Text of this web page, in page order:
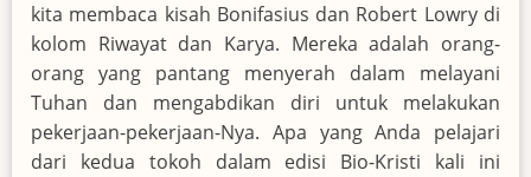
kita membaca kisah Bonifasius dan Robert Lowry di
kolom Riwayat dan Karya. Mereka adalah orang-
orang yang pantang menyerah dalam melayani
Tuhan dan mengabdikan diri untuk melakukan
pekerjaan-pekerjaan-Nya. Apa yang Anda pelajari
dari kedua tokoh dalam edisi Bio-Kristi kali ini